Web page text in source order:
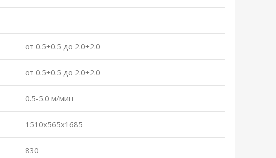
от 0.5+0.5 до 2.0+2.0
от 0.5+0.5 до 2.0+2.0
0.5-5.0 м/мин
1510х565х1685
830